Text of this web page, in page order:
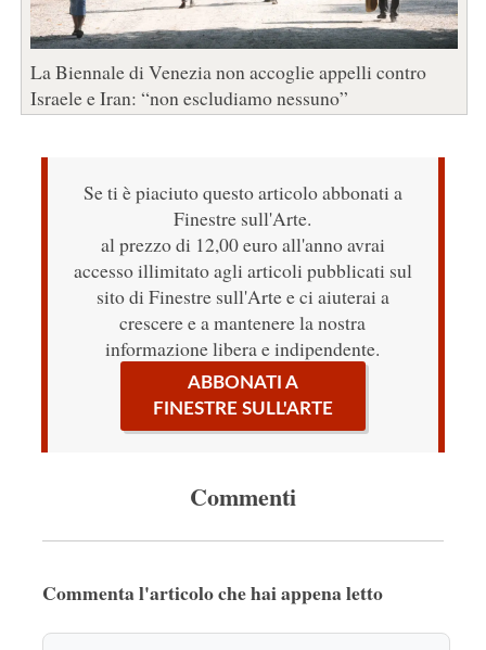
La Biennale di Venezia non accoglie appelli contro
Israele e Iran: “non escludiamo nessuno”
Se ti è piaciuto questo articolo abbonati a
Finestre sull'Arte.
al prezzo di 12,00 euro all'anno avrai
accesso illimitato agli articoli pubblicati sul
sito di Finestre sull'Arte e ci aiuterai a
crescere e a mantenere la nostra
informazione libera e indipendente.
ABBONATI A
FINESTRE SULL'ARTE
Commenti
Commenta l'articolo che hai appena letto